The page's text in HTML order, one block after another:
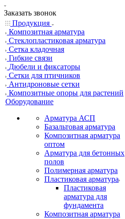
Заказать звонок
Продукция
Композитная арматура
Cтеклопластиковая арматура
Сетка кладочная
Гибкие связи
Дюбели и фиксаторы
Сетки для птичников
Антидроновые сетки
Композитные опоры для растений
Оборудование
Арматура АСП
Базальтовая арматура
Композитная арматура
оптом
Арматура для бетонных
полов
Полимерная арматура
Пластиковая арматура
Пластиковая
арматура для
фундамента
Композитная арматура